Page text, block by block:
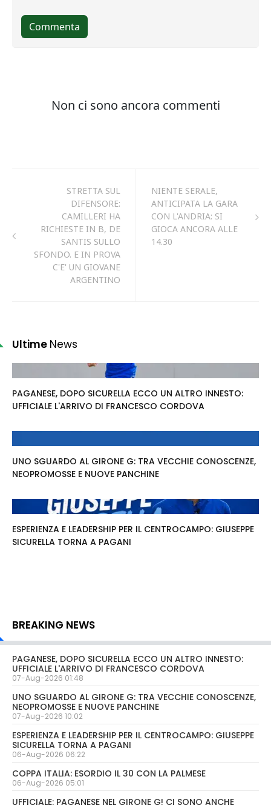
STRETTA SUL
DIFENSORE:
CAMILLERI HA
RICHIESTE IN B, DE
SANTIS SULLO
SFONDO. E IN PROVA
C'E' UN GIOVANE
ARGENTINO
NIENTE SERALE,
ANTICIPATA LA GARA
CON L'ANDRIA: SI
GIOCA ANCORA ALLE
14.30
Ultime News
PAGANESE, DOPO SICURELLA ECCO UN ALTRO INNESTO:
UFFICIALE L'ARRIVO DI FRANCESCO CORDOVA
UNO SGUARDO AL GIRONE G: TRA VECCHIE CONOSCENZE,
NEOPROMOSSE E NUOVE PANCHINE
ESPERIENZA E LEADERSHIP PER IL CENTROCAMPO: GIUSEPPE
SICURELLA TORNA A PAGANI
BREAKING NEWS
PAGANESE, DOPO SICURELLA ECCO UN ALTRO INNESTO:
UFFICIALE L'ARRIVO DI FRANCESCO CORDOVA
07-Aug-2026 01:48
UNO SGUARDO AL GIRONE G: TRA VECCHIE CONOSCENZE,
NEOPROMOSSE E NUOVE PANCHINE
07-Aug-2026 10:02
ESPERIENZA E LEADERSHIP PER IL CENTROCAMPO: GIUSEPPE
SICURELLA TORNA A PAGANI
06-Aug-2026 06:22
COPPA ITALIA: ESORDIO IL 30 CON LA PALMESE
06-Aug-2026 05:01
UFFICIALE: PAGANESE NEL GIRONE G! CI SONO ANCHE